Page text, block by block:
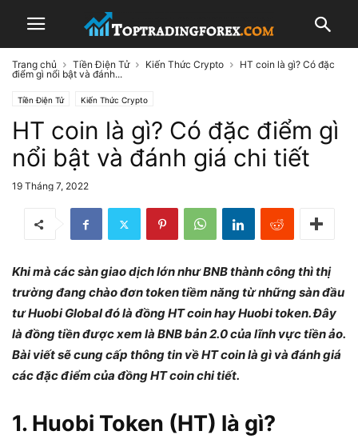
Trang chủ Tiền Điện Tử Kiến Thức Crypto
HT coin là gì? Có đặc
điểm gì nổi bật và đánh...
Tiền Điện Tử Kiến Thức Crypto
HT coin là gì? Có đặc điểm gì
nổi bật và đánh giá chi tiết
19 Tháng 7, 2022
Khi mà các sàn giao dịch lớn như BNB thành công thì thị
trường đang chào đơn token tiềm năng từ những sàn đầu
tư Huobi Global đó là đồng HT coin hay Huobi token. Đây
là đồng tiền được xem là BNB bản 2.0 của lĩnh vực tiền ảo.
Bài viết sẽ cung cấp thông tin về HT coin là gì và đánh giá
các đặc điểm của đồng HT coin chi tiết.
1. Huobi Token (HT) là gì?